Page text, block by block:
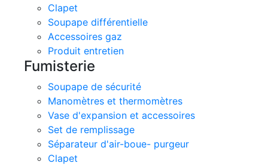
Clapet
Soupape différentielle
Accessoires gaz
Produit entretien
Fumisterie
Soupape de sécurité
Manomètres et thermomètres
Vase d'expansion et accessoires
Set de remplissage
Séparateur d'air-boue- purgeur
Clapet